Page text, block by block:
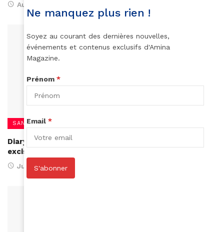
August 1, 2017
SANTÉ
Diaryatou Bah, ambassadrice de la campagne «Alerte
excision»
July 5, 2017
Ne manquez plus rien !
Soyez au courant des dernières nouvelles,
événements et contenus exclusifs d'Amina
Magazine.
Prénom *
Email *
S'abonner